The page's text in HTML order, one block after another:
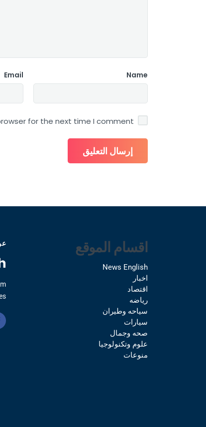
Name
Email
for the next time I comment.
اقسام الموقع
News English
اخبار
اقتصاد
رياضه
سياحه وطيران
سيارات
صحه وجمال
علوم وتكنولوجيا
منوعات